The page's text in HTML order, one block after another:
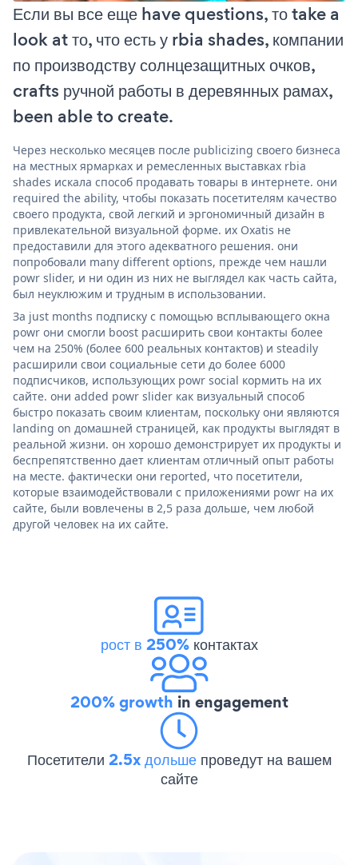
Если вы все еще have questions, то take a
look at то, что есть у rbia shades, компании
по производству солнцезащитных очков,
crafts ручной работы в деревянных рамах,
been able to create.
Через несколько месяцев после publicizing своего бизнеса
на местных ярмарках и ремесленных выставках rbia
shades искала способ продавать товары в интернете. они
required the ability, чтобы показать посетителям качество
своего продукта, свой легкий и эргономичный дизайн в
привлекательной визуальной форме. их Oxatis не
предоставили для этого адекватного решения. они
попробовали many different options, прежде чем нашли
powr slider, и ни один из них не выглядел как часть сайта,
был неуклюжим и трудным в использовании.
За just months подписку с помощью всплывающего окна
powr они смогли boost расширить свои контакты более
чем на 250% (более 600 реальных контактов) и steadily
расширили свои социальные сети до более 6000
подписчиков, использующих powr social кормить на их
сайте. они added powr slider как визуальный способ
быстро показать своим клиентам, поскольку они являются
landing on домашней страницей, как продукты выглядят в
реальной жизни. он хорошо демонстрирует их продукты и
беспрепятственно дает клиентам отличный опыт работы
на месте. фактически они reported, что посетители,
которые взаимодействовали с приложениями powr на их
сайте, были вовлечены в 2,5 раза дольше, чем любой
другой человек на их сайте.
рост в 250%контактах
200% growth in engagement
Посетители 2.5x дольше проведут на вашем
сайте